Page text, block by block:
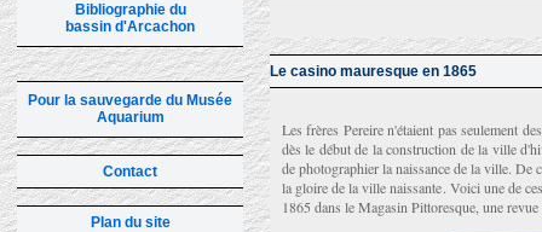
Bibliographie du
bassin d'Arcachon
Pour la sauvegarde du Musée
Aquarium
Contact
Plan du site
Le casino mauresque en 1865
Les frères Pereire n'étaient pas seulement
dès le début de la construction de la ville
de photographier la naissance de la ville. De
la gloire de la ville naissante. Voici une de
1865 dans le Magasin Pittoresque, une